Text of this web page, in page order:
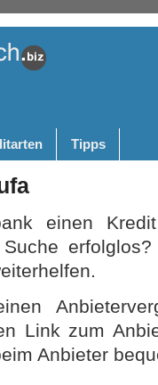
Tipps
einen
Link zum
Anbieter